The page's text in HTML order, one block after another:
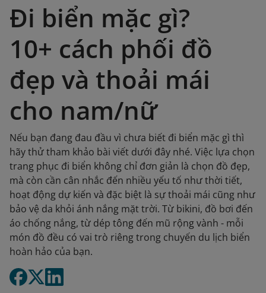
Đi biển mặc gì?
10+ cách phối đồ
đẹp và thoải mái
cho nam/nữ
Nếu bạn đang đau đầu vì chưa biết đi biển mặc gì thì
hãy thử tham khảo bài viết dưới đây nhé. Việc lựa chọn
trang phục đi biển không chỉ đơn giản là chọn đồ đẹp,
mà còn cần cân nhắc đến nhiều yếu tố như thời tiết,
hoạt động dự kiến và đặc biệt là sự thoải mái cũng như
bảo vệ da khỏi ánh nắng mặt trời. Từ bikini, đồ bơi đến
áo chống nắng, từ dép tông đến mũ rộng vành - mỗi
món đồ đều có vai trò riêng trong chuyến du lịch biển
hoàn hảo của bạn.